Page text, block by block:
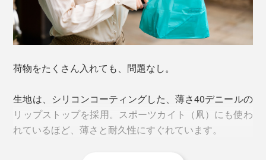
荷物をたくさん入れても、問題なし。
生地は、シリコンコーティングした、薄さ40デニールの
リップストップを採用。スポーツカイト（凧）にも使わ
れているほど、薄さと耐久性にすぐれています。